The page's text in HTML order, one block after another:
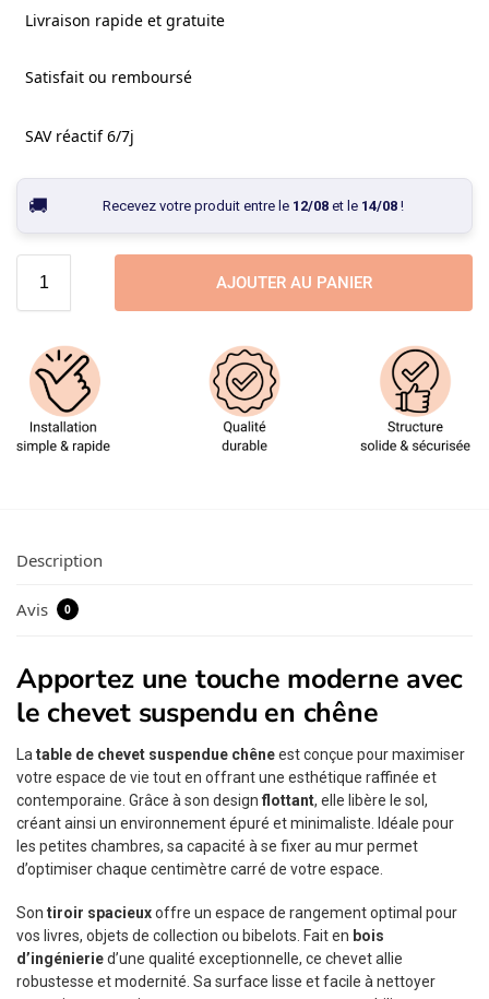
Livraison rapide et gratuite
Satisfait ou remboursé
SAV réactif 6/7j
Recevez votre produit entre le 12/08et le 14/08!
AJOUTER AU PANIER
Description
Avis 0
Apportez une touche moderne avec
le chevet suspendu en chêne
La table de chevet suspendue chêneest conçue pour maximiser
votre espace de vie tout en offrant une esthétique raffinée et
contemporaine. Grâce à son design flottant, elle libère le sol,
créant ainsi un environnement épuré et minimaliste. Idéale pour
les petites chambres, sa capacité à se fixer au mur permet
d’optimiser chaque centimètre carré de votre espace.
Son tiroir spacieuxoffre un espace de rangement optimal pour
vos livres, objets de collection ou bibelots. Fait en bois
d’ingénieried’une qualité exceptionnelle, ce chevet allie
robustesse et modernité. Sa surface lisse et facile à nettoyer